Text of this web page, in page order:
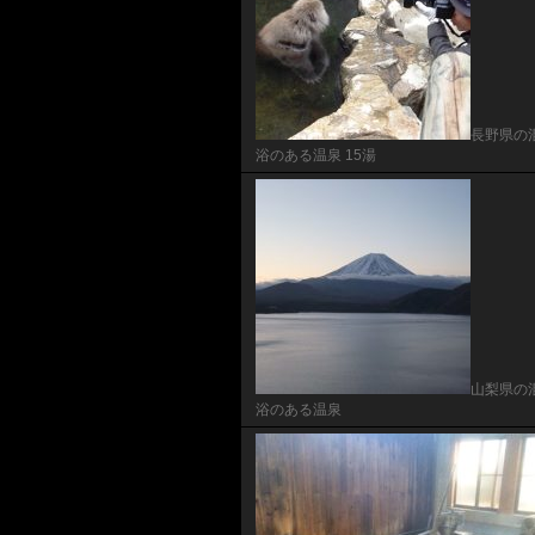
長野県の
浴のある温泉 15湯
山梨県の
浴のある温泉